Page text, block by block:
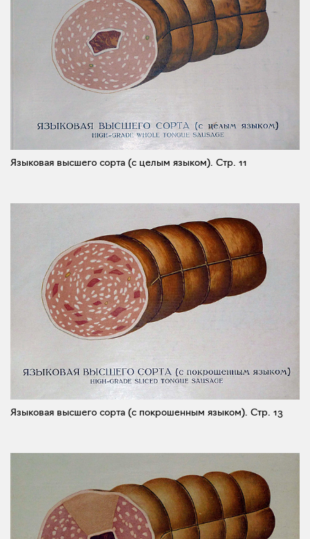
Языковая высшего сорта (с целым языком). Стр. 11
Языковая высшего сорта (с покрошенным языком). Стр. 13